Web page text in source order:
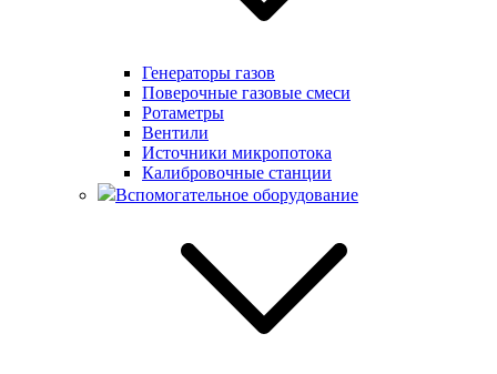
Генераторы газов
Поверочные газовые смеси
Ротаметры
Вентили
Источники микропотока
Калибровочные станции
Вспомогательное оборудование